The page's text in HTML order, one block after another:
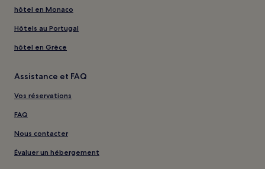
hôtel en Monaco
Hôtels au Portugal
hôtel en Grèce
Assistance et FAQ
Vos réservations
FAQ
Nous contacter
Évaluer un hébergement